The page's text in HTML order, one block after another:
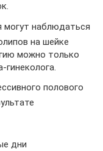
могут наблюдаться
на шейке
можно только
полового
дни